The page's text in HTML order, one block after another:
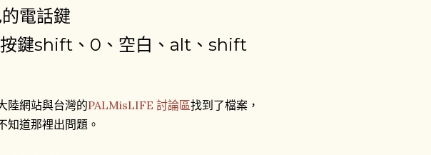
電話鍵
鍵shift、0、空白、alt、shift
陸網站與台灣的PALMisLIFE 討論區找到了檔案，
知道那裡出問題。